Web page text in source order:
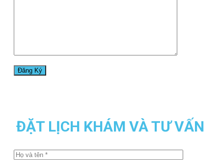
ĐẶT LỊCH KHÁM VÀ TƯ VẤN